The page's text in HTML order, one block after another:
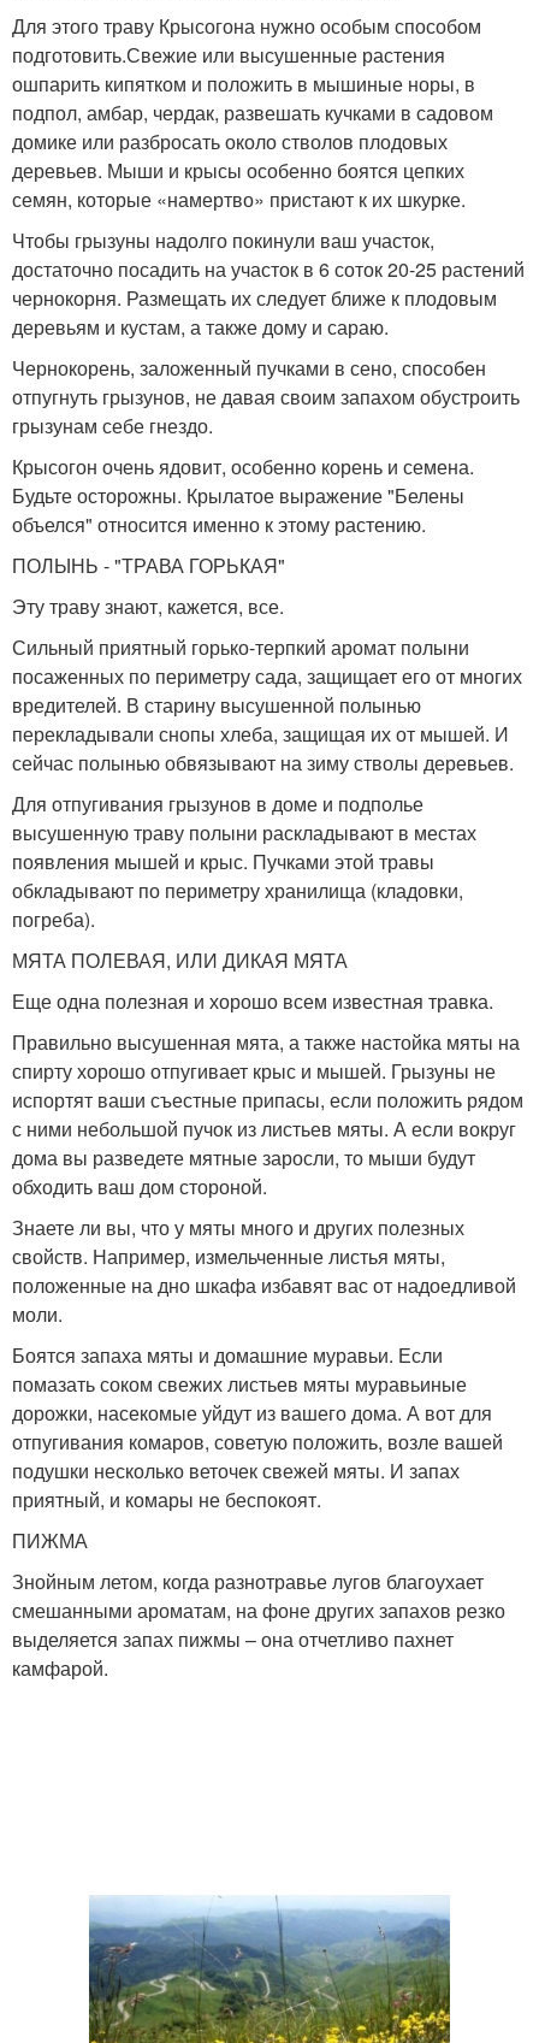
Для этого траву Крысогона нужно особым способом
подготовить.Свежие или высушенные растения
ошпарить кипятком и положить в мышиные норы, в
подпол, амбар, чердак, развешать кучками в садовом
домике или разбросать около стволов плодовых
деревьев. Мыши и крысы особенно боятся цепких
семян, которые «намертво» пристают к их шкурке.
Чтобы грызуны надолго покинули ваш участок,
достаточно посадить на участок в 6 соток 20-25 растений
чернокорня. Размещать их следует ближе к плодовым
деревьям и кустам, а также дому и сараю.
Чернокорень, заложенный пучками в сено, способен
отпугнуть грызунов, не давая своим запахом обустроить
грызунам себе гнездо.
Крысогон очень ядовит, особенно корень и семена.
Будьте осторожны. Крылатое выражение "Белены
объелся" относится именно к этому растению.
ПОЛЫНЬ - "ТРАВА ГОРЬКАЯ"
Эту траву знают, кажется, все.
Сильный приятный горько-терпкий аромат полыни
посаженных по периметру сада, защищает его от многих
вредителей. В старину высушенной полынью
перекладывали снопы хлеба, защищая их от мышей. И
сейчас полынью обвязывают на зиму стволы деревьев.
Для отпугивания грызунов в доме и подполье
высушенную траву полыни раскладывают в местах
появления мышей и крыс. Пучками этой травы
обкладывают по периметру хранилища (кладовки,
погреба).
МЯТА ПОЛЕВАЯ, ИЛИ ДИКАЯ МЯТА
Еще одна полезная и хорошо всем известная травка.
Правильно высушенная мята, а также настойка мяты на
спирту хорошо отпугивает крыс и мышей. Грызуны не
испортят ваши съестные припасы, если положить рядом
с ними небольшой пучок из листьев мяты. А если вокруг
дома вы разведете мятные заросли, то мыши будут
обходить ваш дом стороной.
Знаете ли вы, что у мяты много и других полезных
свойств. Например, измельченные листья мяты,
положенные на дно шкафа избавят вас от надоедливой
моли.
Боятся запаха мяты и домашние муравьи. Если
помазать соком свежих листьев мяты муравьиные
дорожки, насекомые уйдут из вашего дома. А вот для
отпугивания комаров, советую положить, возле вашей
подушки несколько веточек свежей мяты. И запах
приятный, и комары не беспокоят.
ПИЖМА
Знойным летом, когда разнотравье лугов благоухает
смешанными ароматам, на фоне других запахов резко
выделяется запах пижмы – она отчетливо пахнет
камфарой.